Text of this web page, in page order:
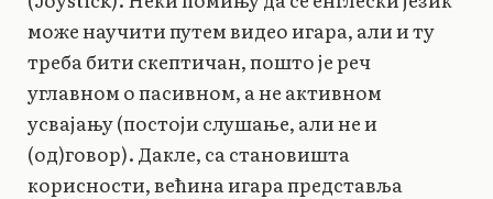
може научити путем видео игара, али и ту
треба бити скептичан, пошто је реч
углавном о пасивном, а не активном
усвајању (постоји слушање, али не и
(од)говор). Дакле, са становишта
корисности, већина игара представља